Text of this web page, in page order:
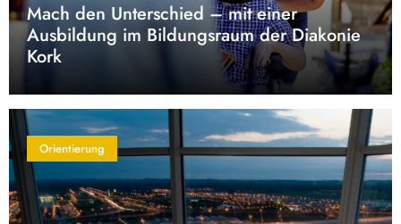
Mach den Unterschied – mit einer
Ausbildung im Bildungsraum der Diakonie
Kork
Orientierung